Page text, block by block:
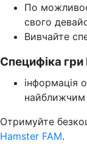
По
свого
Вивчайте
Специфіка
інформація
найближчим
Отримуйте
Hamster FAM.